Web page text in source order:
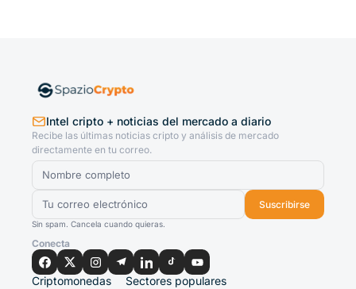
Intel cripto + noticias del mercado a diario
Recibe las últimas noticias cripto y análisis de mercado
directamente en tu correo.
Suscribirse
Sin spam. Cancela cuando quieras.
Conecta
Criptomonedas Sectores populares